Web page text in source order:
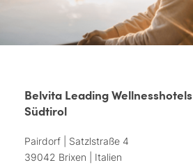
Belvita Leading Wellnesshotels
Südtirol
Pairdorf | Satzlstraße 4
39042 Brixen | Italien